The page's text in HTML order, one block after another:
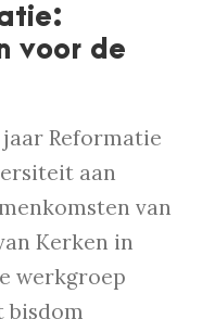
voor de
Reformatie
aan
van
Kerken in
werkgroep
bisdom